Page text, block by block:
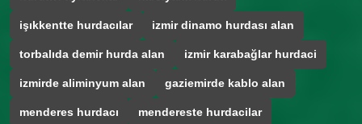
işıkkentte hurdacılar izmir dinamo hurdası alan
torbalıda demir hurda alan izmir karabağlar hurdaci
izmirde aliminyum alan gaziemirde kablo alan
menderes hurdacı mendereste hurdacilar